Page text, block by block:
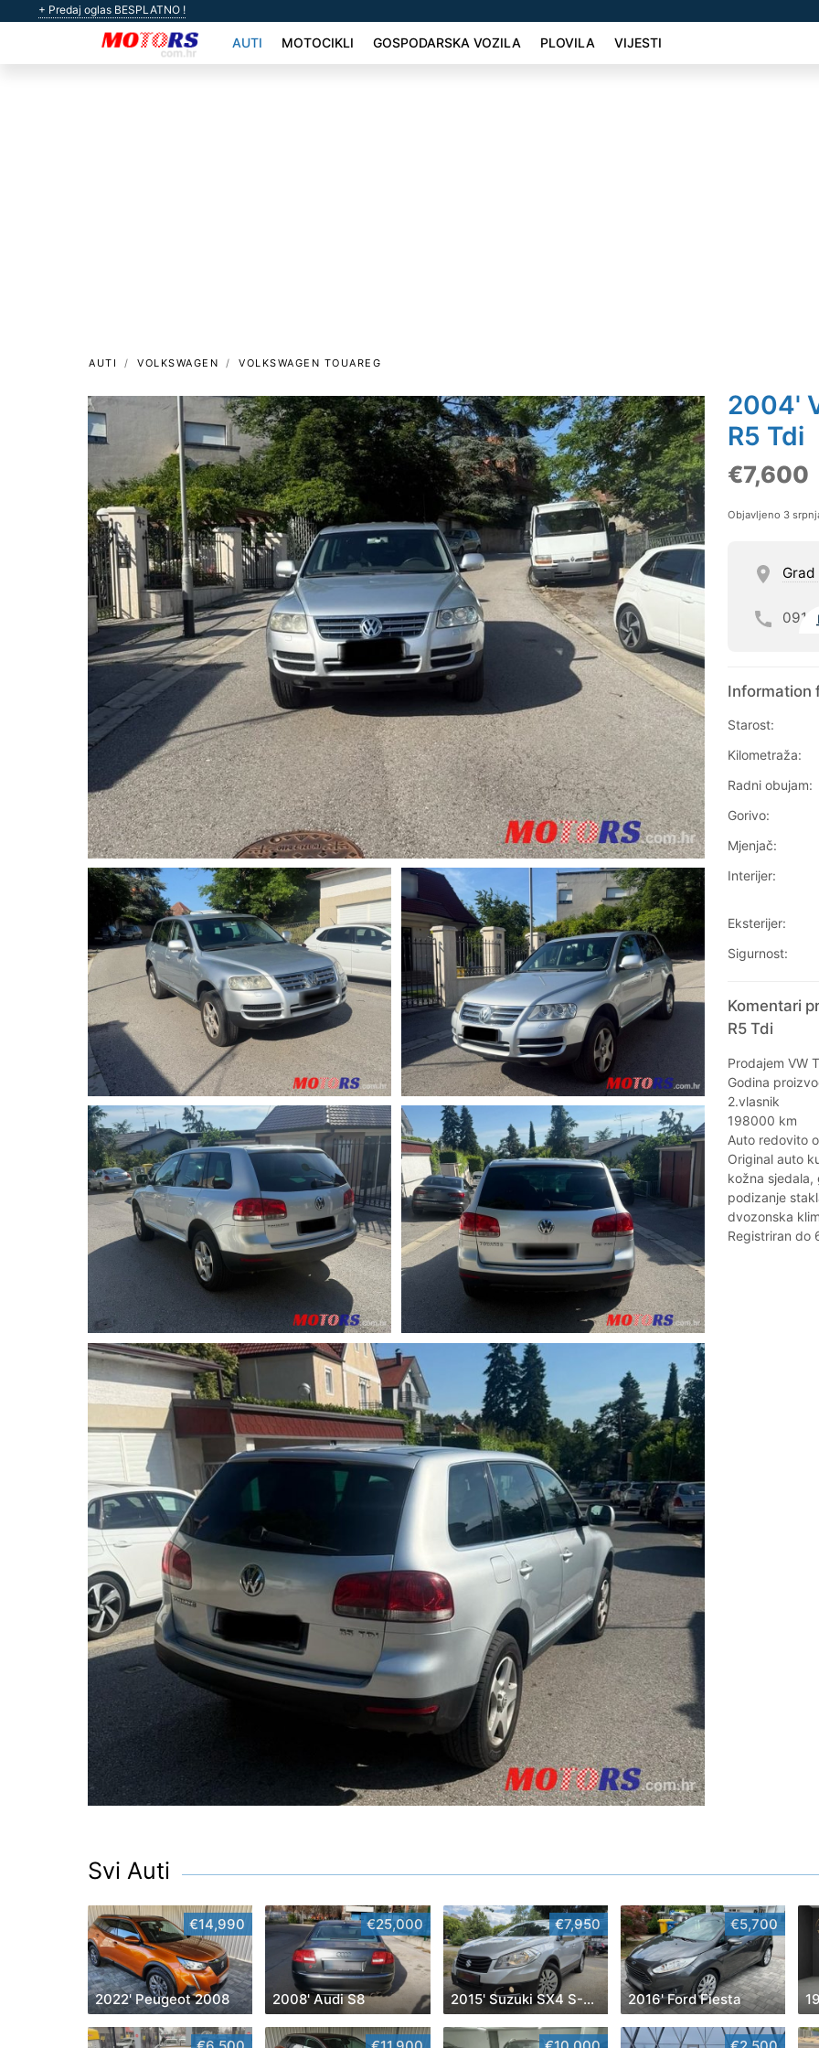
+ Predaj oglas BESPLATNO !
AUTI MOTOCIKLI GOSPODARSKA VOZILA PLOVILA VIJESTI
AUTI VOLKSWAGEN VOLKSWAGEN TOUAREG
2004'
R5 Tdi
€7,600
Objavljeno 3
091
Information
Starost:
Kilometraža:
Radni obujam:
Gorivo:
Mjenjač:
Interijer:
Eksterijer:
Sigurnost:
Komentari
R5 Tdi
Prodajem VW
Godina
2.vlasnik
198000 km
Auto redovito
Original auto
kožna sjedala,
podizanje
dvozonska
Registriran do
Svi Auti
€14,990
2022' Peugeot 2008
€25,000
2008' Audi S8
€7,950
2015' Suzuki SX4 S-Cross
€5,700
2016' Ford Fiesta